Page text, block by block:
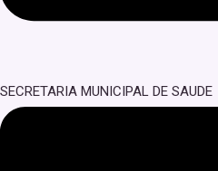
SECRETARIA MUNICIPAL DE SAUDE